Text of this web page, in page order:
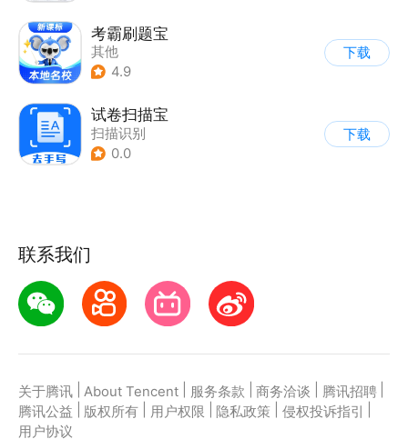
考霸刷题宝
其他
4.9
下载
试卷扫描宝
扫描识别
0.0
下载
联系我们
关于腾讯 About Tencent 服务条款 商务洽谈 腾讯招聘
腾讯公益
版权所有 用户权限 隐私政策 侵权投诉指引
用户协议